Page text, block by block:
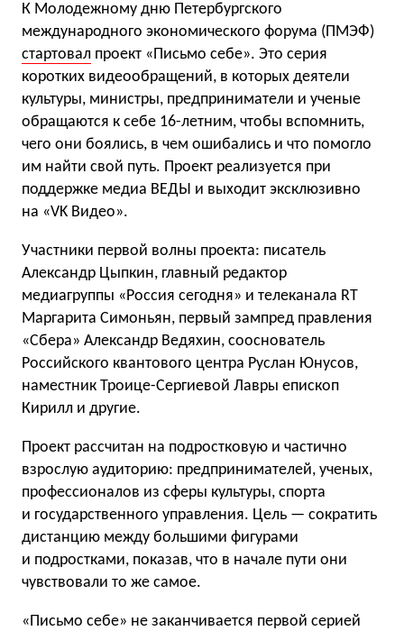
К Молодежному дню Петербургского
международного экономического форума (ПМЭФ)
стартовал проект «Письмо себе». Это серия
коротких видеообращений, в которых деятели
культуры, министры, предприниматели и ученые
обращаются к себе 16-летним, чтобы вспомнить,
чего они боялись, в чем ошибались и что помогло
им найти свой путь. Проект реализуется при
поддержке медиа ВЕДЫ и выходит эксклюзивно
на «VK Видео».
Участники первой волны проекта: писатель
Александр Цыпкин, главный редактор
медиагруппы «Россия сегодня» и телеканала RT
Маргарита Симоньян, первый зампред правления
«Сбера» Александр Ведяхин, сооснователь
Российского квантового центра Руслан Юнусов,
наместник Троице-Сергиевой Лавры епископ
Кирилл и другие.
Проект рассчитан на подростковую и частично
взрослую аудиторию: предпринимателей, ученых,
профессионалов из сферы культуры, спорта
и государственного управления. Цель — сократить
дистанцию между большими фигурами
и подростками, показав, что в начале пути они
чувствовали то же самое.
«Письмо себе» не заканчивается первой серией